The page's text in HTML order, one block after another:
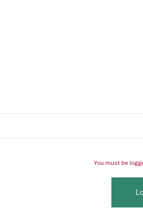
You must be